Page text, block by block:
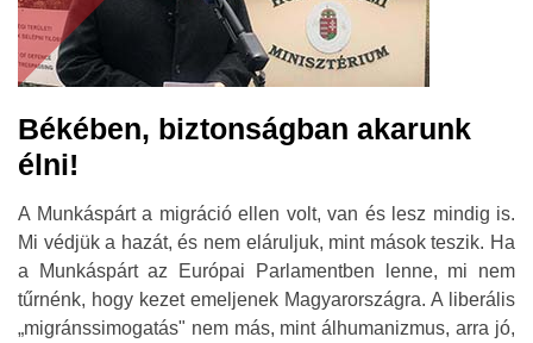
Békében, biztonságban akarunk
élni!
A Munkáspárt a migráció ellen volt, van és lesz mindig is.
Mi védjük a hazát, és nem eláruljuk, mint mások teszik. Ha
a Munkáspárt az Európai Parlamentben lenne, mi nem
tűrnénk, hogy kezet emeljenek Magyarországra. A liberális
„migránssimogatás" nem más, mint álhumanizmus, arra jó,